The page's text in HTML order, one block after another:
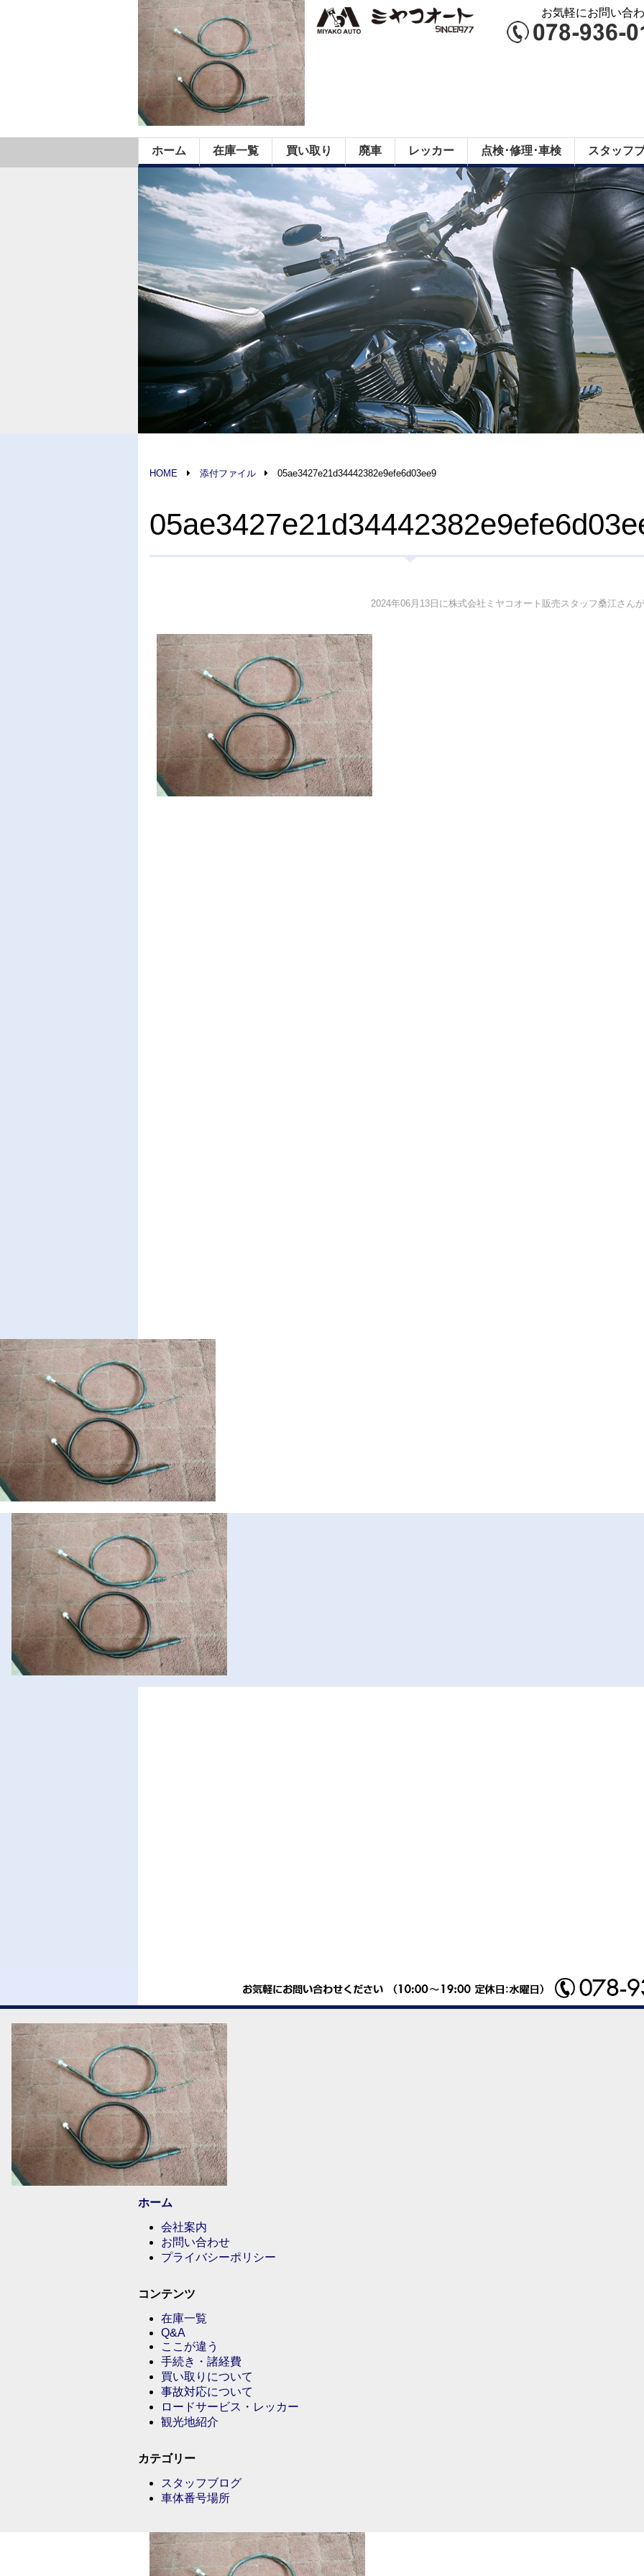
お気軽にお問い合
ホーム 在庫一覧 買い取り 廃車 レッカー 点検･修理･車検 スタッフ
HOME 添付ファイル 05ae3427e21d34442382e9efe6d03ee9
2024年06月13日に株式会社ミヤコオート販売スタッフ桑江さん
ホーム
会社案内
お問い合わせ
プライバシーポリシー
コンテンツ
在庫一覧
Q&A
ここが違う
手続き・諸経費
買い取りについて
事故対応について
ロードサービス・レッカー
観光地紹介
カテゴリー
スタッフブログ
車体番号場所